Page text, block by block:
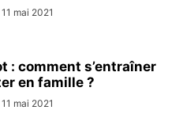
11 mai 2021
: comment s’entraîner
en famille ?
11 mai 2021